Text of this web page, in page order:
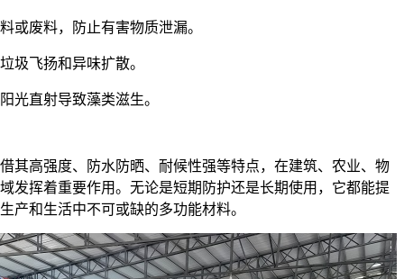
或废料，防止有害物质泄漏。
圾飞扬和异味扩散。
光直射导致藻类滋生。
其高强度、防水防晒、耐候性强等特点，在建筑、农业、物
发挥着重要作用。无论是短期防护还是长期使用，它都能提
产和生活中不可或缺的多功能材料。